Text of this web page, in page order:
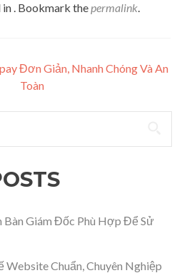
. Bookmark thepermalink.
Đơn Giản, Nhanh Chóng Và An
Toàn
Bàn Giám Đốc Phù Hợp Để Sử
Website Chuẩn, Chuyên Nghiệp